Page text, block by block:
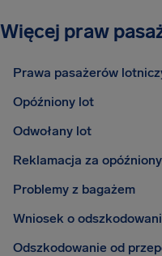
Więcej praw
Prawa pasażerów
Opóźniony lot
Odwołany lot
Reklamacja za
Problemy z bagażem
Wniosek o
Odszkodowanie od